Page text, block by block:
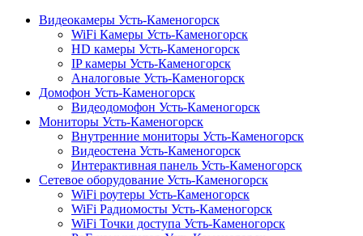
Видеокамеры Усть-Каменогорск
WiFi Камеры Усть-Каменогорск
HD камеры Усть-Каменогорск
IP камеры Усть-Каменогорск
Аналоговые Усть-Каменогорск
Домофон Усть-Каменогорск
Видеодомофон Усть-Каменогорск
Мониторы Усть-Каменогорск
Внутренние мониторы Усть-Каменогорск
Видеостена Усть-Каменогорск
Интерактивная панель Усть-Каменогорск
Сетевое оборудование Усть-Каменогорск
WiFi роутеры Усть-Каменогорск
WiFi Радиомосты Усть-Каменогорск
WiFi Точки доступа Усть-Каменогорск